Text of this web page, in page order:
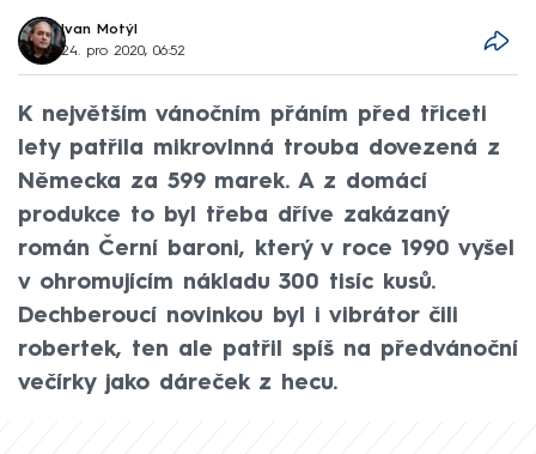
Ivan Motýl
24. pro 2020, 06:52
K největším vánočním přáním před třiceti
lety patřila mikrovlnná trouba dovezená z
Německa za 599 marek. A z domácí
produkce to byl třeba dříve zakázaný
román Černí baroni, který v roce 1990 vyšel
v ohromujícím nákladu 300 tisíc kusů.
Dechberoucí novinkou byl i vibrátor čili
robertek, ten ale patřil spíš na předvánoční
večírky jako dáreček z hecu.